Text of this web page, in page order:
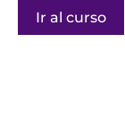
Ir al curso